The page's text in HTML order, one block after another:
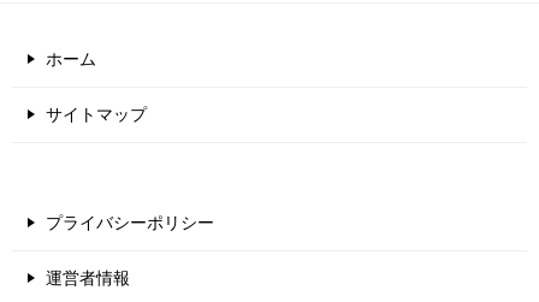
ホーム
サイトマップ
プライバシーポリシー
運営者情報